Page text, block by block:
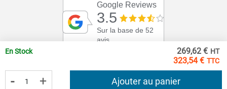
323,54 €
269,62 €
En Stock
- + Ajouter au panier
Google Reviews
3.5
Sur la base de 52
avis